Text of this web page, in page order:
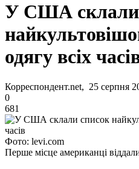
У США склали
одягу всіх
Корреспондент.net, 25 серпня
0
681
Фото: levi.com
Перше місце американці